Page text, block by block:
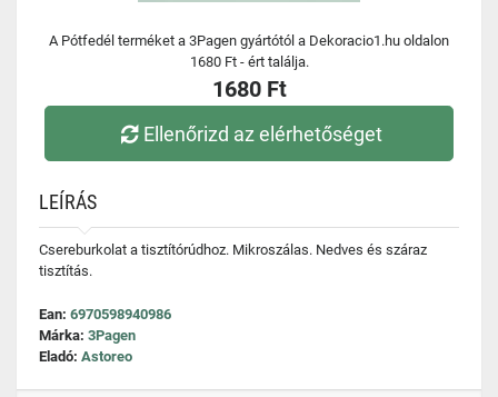
A Pótfedél terméket a 3Pagen gyártótól a Dekoracio1.hu oldalon
1680 Ft - ért találja.
1680 Ft
Ellenőrizd az elérhetőséget
LEÍRÁS
Csereburkolat a tisztítórúdhoz. Mikroszálas. Nedves és száraz
tisztítás.
Ean: 6970598940986
Márka: 3Pagen
Eladó: Astoreo